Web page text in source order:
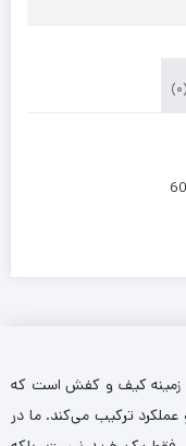
کیف و کفش است که
عملکرد ترکیب می‌کند. ما در